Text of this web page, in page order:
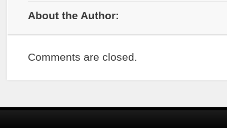
About the Author:
Comments are closed.